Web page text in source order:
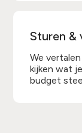
Sturen &
We
kijken wat
budget